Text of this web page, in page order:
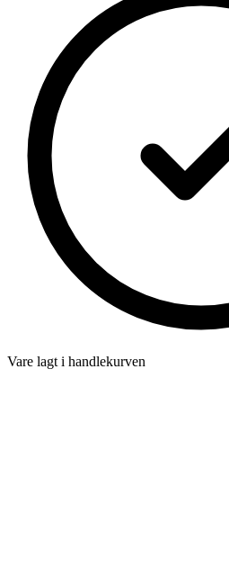
Vare lagt i handlekurven